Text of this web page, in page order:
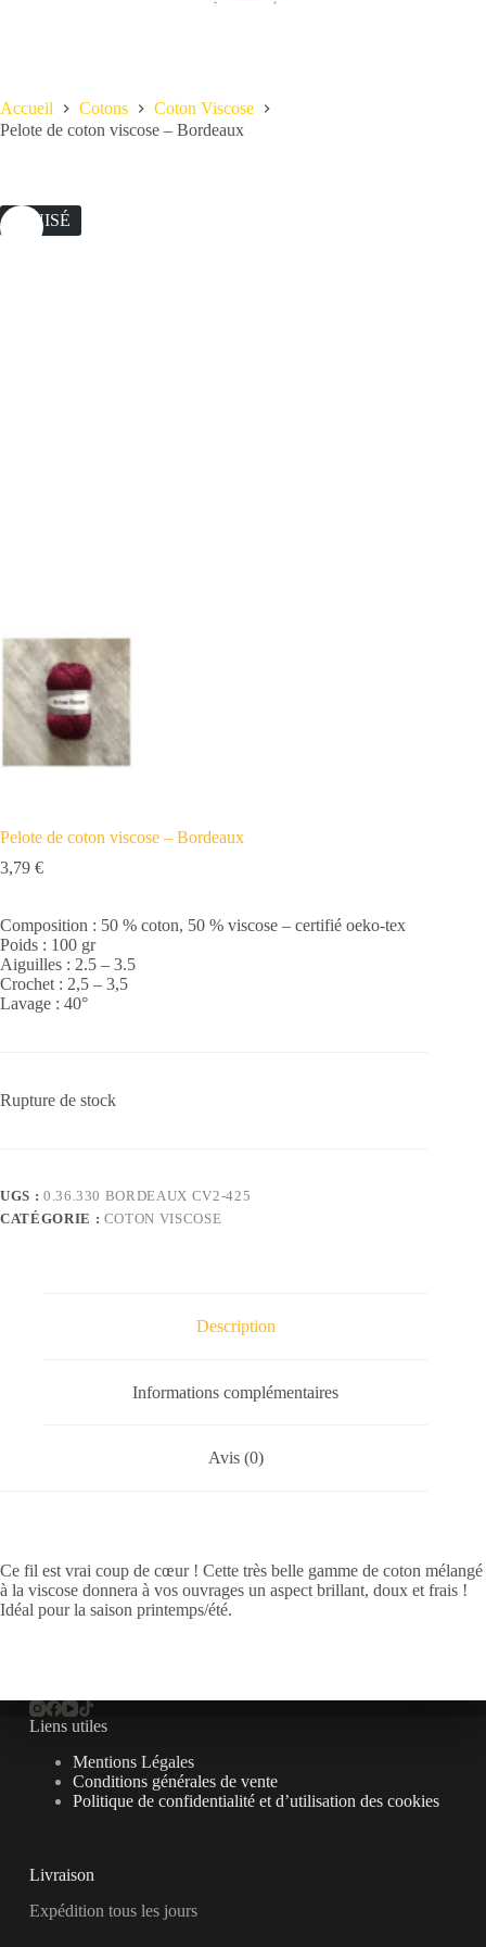
Accueil Cotons
Coton Viscose
Pelote de coton viscose – Bordeaux
ÉPUISÉ
Pelote de coton viscose – Bordeaux
3,79 €
Composition : 50 % coton, 50 % viscose – certifié oeko-tex
Poids : 100 gr
Aiguilles : 2.5 – 3.5
Crochet : 2,5 – 3,5
Lavage : 40°
Rupture de stock
UGS : 0.36.330 BORDEAUX CV2-425
CATÉGORIE : COTON VISCOSE
Description
Informations complémentaires
Avis (0)
Ce fil est vrai coup de cœur ! Cette très belle gamme de coton mélangé
à la viscose donnera à vos ouvrages un aspect brillant, doux et frais !
Idéal pour la saison printemps/été.
Liens utiles
Mentions Légales
Conditions générales de vente
Politique de confidentialité et d’utilisation des cookies
Livraison
Expédition tous les jours